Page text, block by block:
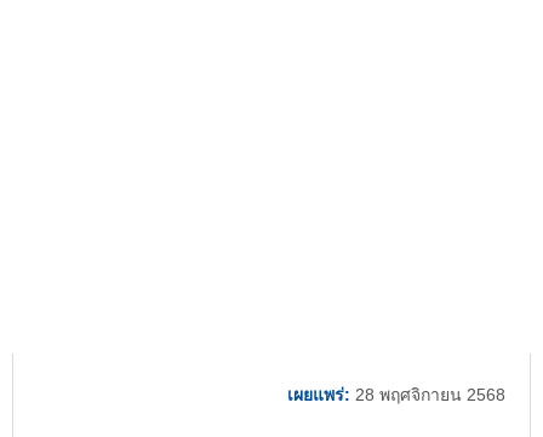
เผยแพร่: 28 พฤศจิกายน 2568